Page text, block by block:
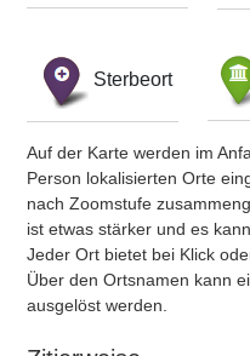
Sterbeort
Auf der Karte werden im
Person lokalisierten Orte
nach Zoomstufe
ist etwas stärker und es
Jeder Ort bietet bei Klick
Über den Ortsnamen kann
ausgelöst werden.